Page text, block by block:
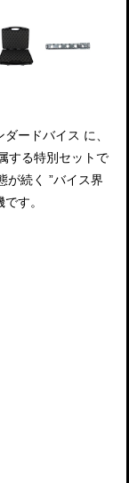
ードバイス に、
する特別セットで
が続く ”バイス界
す。